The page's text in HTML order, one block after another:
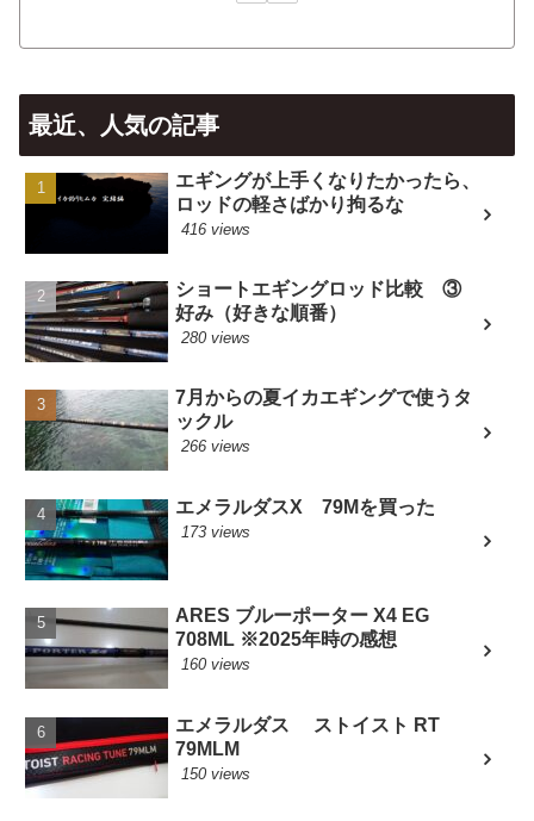
最近、人気の記事
エギングが上手くなりたかったら、
ロッドの軽さばかり拘るな
416 views
ショートエギングロッド比較 ③
好み（好きな順番）
280 views
7月からの夏イカエギングで使うタ
ックル
266 views
エメラルダスX 79Mを買った
173 views
ARES ブルーポーター X4 EG
708ML ※2025年時の感想
160 views
エメラルダス ストイスト RT
79MLM
150 views